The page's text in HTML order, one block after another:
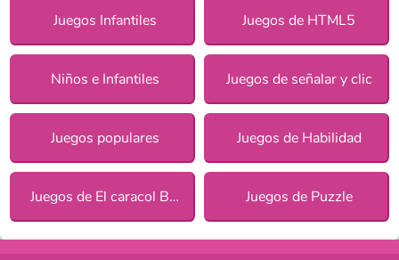
Juegos Infantiles Juegos de HTML5
Niños e Infantiles Juegos de señalar y clic
Juegos populares Juegos de Habilidad
Juegos de El caracol Bob Juegos de Puzzle